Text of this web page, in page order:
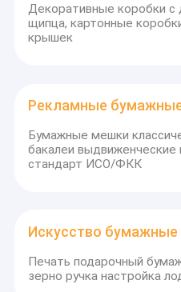
Декоративные коробки с
щипца, картонные
крышек
Рекламные
Бумажные мешки
бакалеи выдвиженческие
стандарт ИСО/ФКК
Искусство
Печать подарочный
зерно ручка настройка